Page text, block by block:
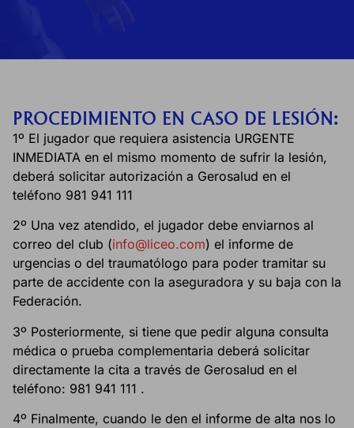
PROCEDIMIENTO EN CASO DE LESIÓN:
1º El jugador que requiera asistencia URGENTE
INMEDIATA en el mismo momento de sufrir la lesión,
deberá solicitar autorización a Gerosalud en el
teléfono 981 941 111
2º Una vez atendido, el jugador debe enviarnos al
correo del club (info@liceo.com) el informe de
urgencias o del traumatólogo para poder tramitar su
parte de accidente con la aseguradora y su baja con la
Federación.
3º Posteriormente, si tiene que pedir alguna consulta
médica o prueba complementaria deberá solicitar
directamente la cita a través de Gerosalud en el
teléfono: 981 941 111 .
4º Finalmente, cuando le den el informe de alta nos lo